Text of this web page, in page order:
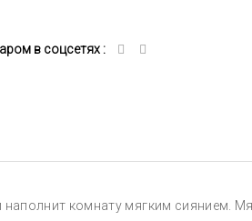
в соцсетях :
комнату мягким сиянием.